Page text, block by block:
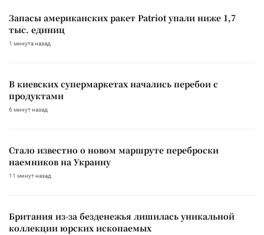
Запасы американских ракет Patriot упали ниже 1,7
тыс. единиц
1 минута назад
В киевских супермаркетах начались перебои с
продуктами
6 минут назад
Стало известно о новом маршруте переброски
наемников на Украину
11 минут назад
Британия из-за безденежья лишилась уникальной
коллекции юрских ископаемых